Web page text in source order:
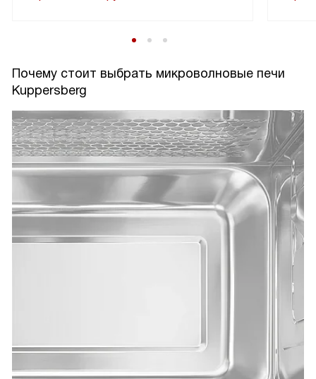
переключения точные, режимы устраивают по времени.
Защитa от детей успокаивает, когда в доме гости с
маленькими детьми — не переживаешь за случайные
нажатия. В целом это практичный и незаметный помощник
на кухне, который делает рутинные процессы быстрее и
удобнее. Рад покупке и могу советовать тем, кто ценит
простоту и стабильность работы.
Почему стоит выбрать микроволновые печи
Kuppersberg